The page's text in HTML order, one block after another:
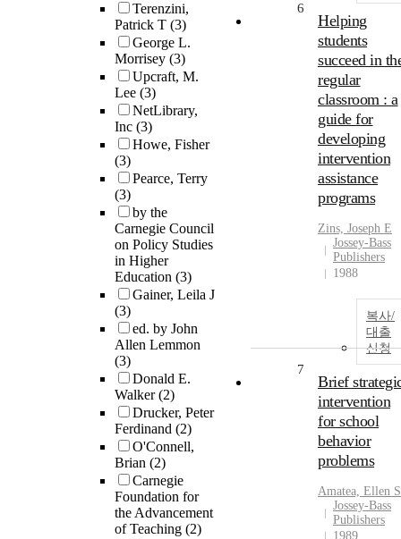
Terenzini,
Patrick T (3)
George L.
Morrisey (3)
Upcraft, M.
Lee (3)
NetLibrary,
Inc (3)
Howe, Fisher
(3)
Pearce, Terry
(3)
by the
Carnegie Council
on Policy Studies
in Higher
Education (3)
Gainer, Leila J
(3)
ed. by John
Allen Lemmon
(3)
Donald E.
Walker(2)
Drucker, Peter
Ferdinand (2)
O'Connell,
Brian (2)
Carnegie
Foundation for
the Advancement
of Teaching (2)
6
Helping
students
succeed in
regular
classroom : a
guide for
developing
intervention
assistance
programs
Zins, Joseph E
Jossey-Bass
Publishers
1988
복사/
대출
신청
7
Brief
intervention
for school
behavior
problems
Amatea, Ellen
Jossey-Bass
Publishers
1989